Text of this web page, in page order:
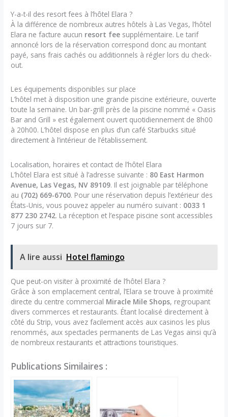
Y-a-t-il des resort fees à l’hôtel Elara ?
À la différence de nombreux autres hôtels à Las Vegas, l’hôtel
Elara ne facture aucun resort fee supplémentaire. Le tarif
annoncé lors de la réservation correspond donc au montant
payé, sans frais cachés ou additionnels à régler lors du check-
out.
Les équipements disponibles sur place
L’hôtel met à disposition une grande piscine extérieure, ouverte
toute la semaine. Un bar-grill près de la piscine nommé « Oasis
Bar and Grill » est également ouvert quotidiennement de 8h00
à 20h00. L’hôtel dispose en plus d’un café Starbucks situé
directement à l’intérieur de l’établissement.
Localisation, horaires et contact de l’hôtel Elara
L’hôtel Elara est situé à l’adresse suivante : 80 East Harmon
Avenue, Las Vegas, NV 89109. Il est joignable par téléphone
au (702) 669-6700. Pour une réservation depuis l’extérieur des
États-Unis, vous pouvez appeler au numéro suivant : 0033 1
877 230 2742. La réception et l’espace piscine sont accessibles
7 jours sur 7.
A lire aussi Hotel flamingo
Que peut-on visiter à proximité de l’hôtel Elara ?
Grâce à son emplacement central, l’Elara se trouve à proximité
directe du centre commercial Miracle Mile Shops, regroupant
divers commerces et restaurants. Étant localisé directement à
côté du Strip, vous avez facilement accès aux casinos les plus
renommés, aux spectacles permanents de Las Vegas ainsi qu’à
de nombreux restaurants et attractions touristiques.
Publications Similaires :